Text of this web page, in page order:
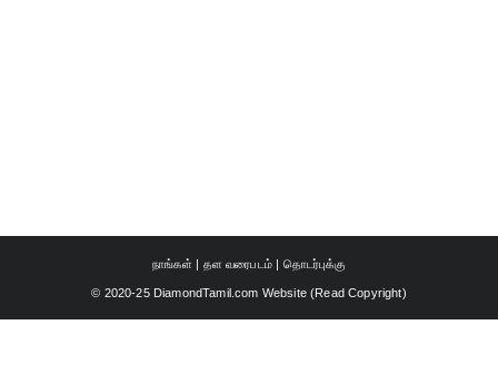
நாங்கள் | தள வரைபடம் | தொடர்புக்கு
© 2020-25 DiamondTamil.com Website (Read Copyright)